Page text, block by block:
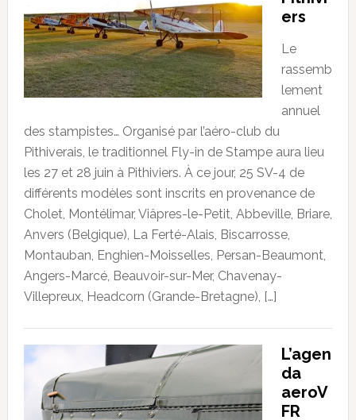
ers
Le
rassemb
lement
annuel
des stampistes… Organisé par l’aéro-club du
Pithiverais, le traditionnel Fly-in de Stampe aura lieu
les 27 et 28 juin à Pithiviers. À ce jour, 25 SV-4 de
différents modèles sont inscrits en provenance de
Cholet, Montélimar, Viâpres-le-Petit, Abbeville, Briare,
Anvers (Belgique), La Ferté-Alais, Biscarrosse,
Montauban, Enghien-Moisselles, Persan-Beaumont,
Angers-Marcé, Beauvoir-sur-Mer, Chavenay-
Villepreux, Headcorn (Grande-Bretagne), […]
L’agen
da
aeroV
FR